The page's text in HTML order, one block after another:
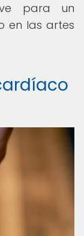
para un
en las artes